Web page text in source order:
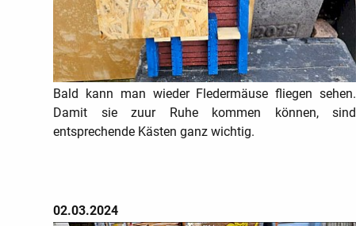
Bald kann man wieder Fledermäuse fliegen sehen.
Damit sie zuur Ruhe kommen können, sind
entsprechende Kästen ganz wichtig.
02.03.2024